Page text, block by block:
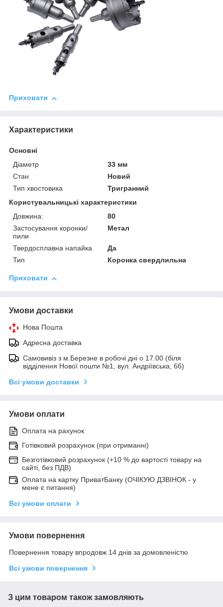
Приховати
Характеристики
Основні
Діаметр
33 мм
Стан
Новий
Тип хвостовика
Тригранний
Користувальницькі характеристики
Довжина:
80
Застосування коронки/
пили
Метал
Твердосплавна напайка
Да
Тип
Коронка свердлильна
Приховати
Умови доставки
Нова Пошта
Адресна доставка
Самовивіз з м.Березне в робочі дні о 17.00 (біля
відділення Нової пошти №1, вул. Андріївська, 66)
Всі умови доставки
Умови оплати
Оплата на рахунок
Готівковий розрахунок (при отриманні)
Безготівковий розрахунок (+10 % до вартості товару на
сайті, без ПДВ)
Оплата на картку ПриватБанку (ОЧІКУЮ ДЗВІНОК - у
мене є питання)
Всі умови оплати
Умови повернення
Повернення товару впродовж 14 днів за домовленістю
Всі умови повернення
З цим товаром також замовляють